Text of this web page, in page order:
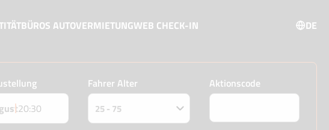
BÜROS AUTOVERMIETUNGWEB CHECK-IN DE
20:30
Fahrer Alter Aktionscode